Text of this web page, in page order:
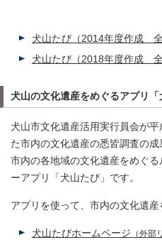
犬山たび（2014年度作成 全
犬山たび（2018年度作成 全
犬山の文化遺産をめぐるアプリ「
犬山市文化遺産活用実行員会が
た市内の文化遺産の悉皆調査の
市内の各地域の文化遺産をめぐ
ーアプリ「犬山たび」です。
アプリを使って、市内の文化遺
犬山たびホームページ （外部